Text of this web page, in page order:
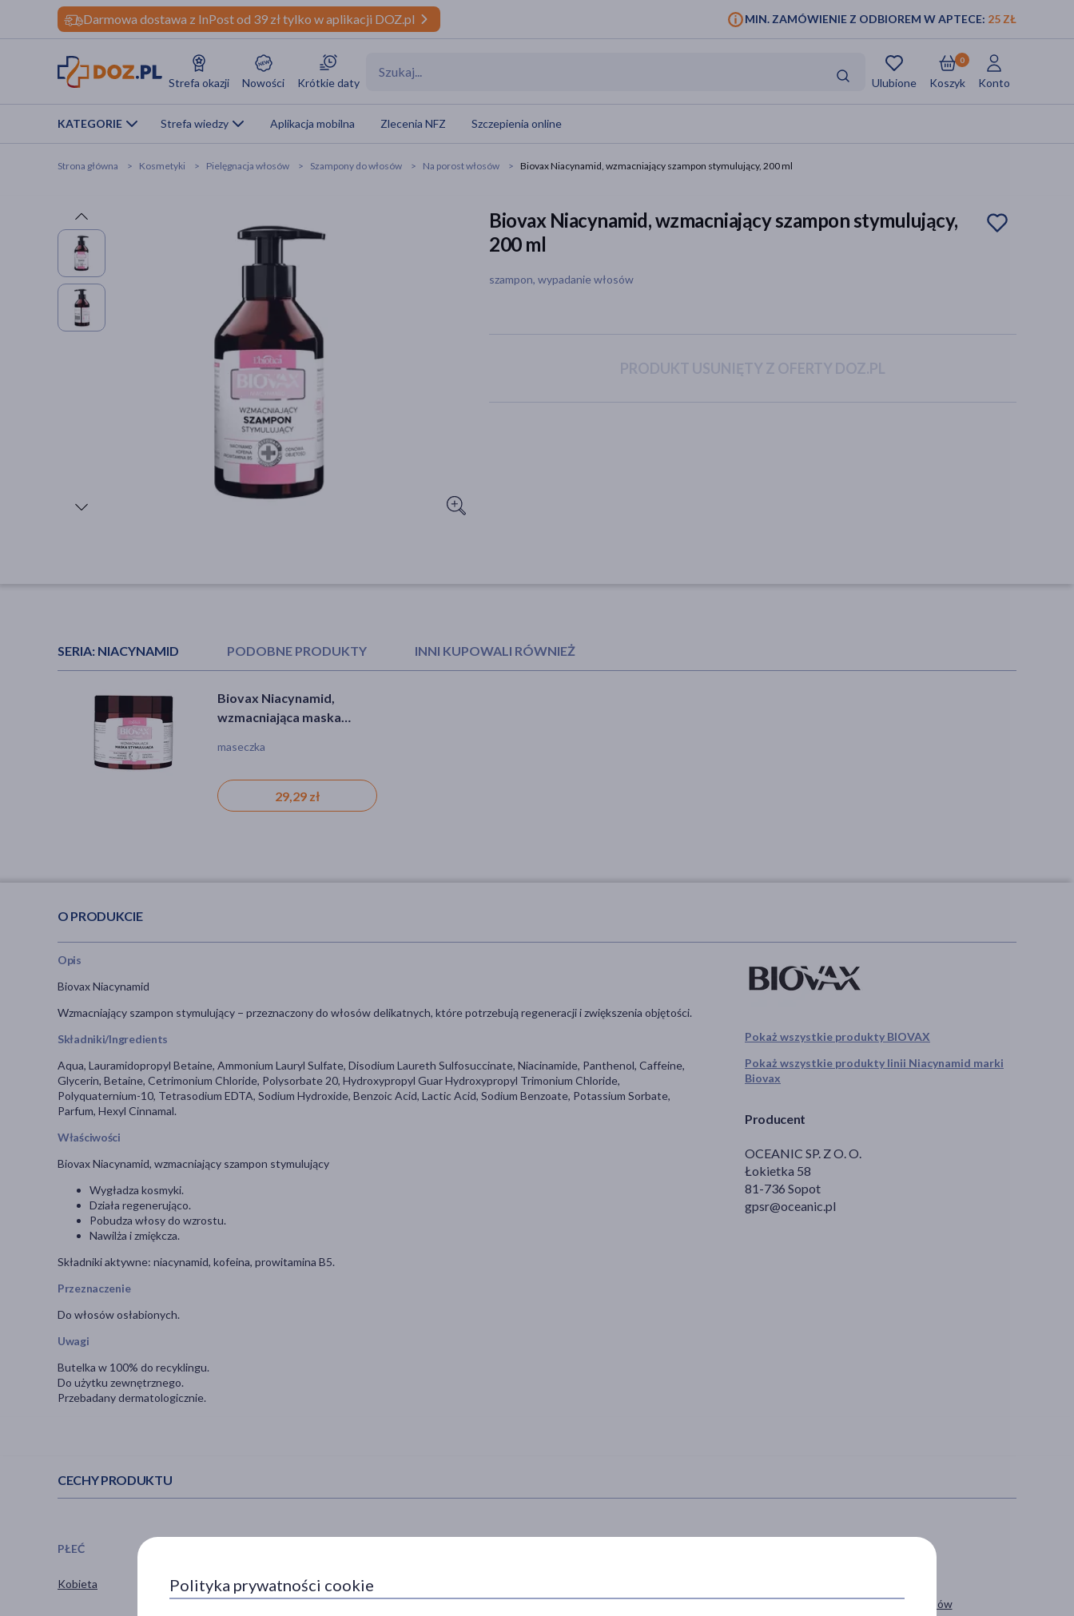
Darmowa dostawa z InPost od 39 zł tylko w aplikacji DOZ.pl MIN. ZAMÓWIENIE Z ODBIOREM W APTECE: 25 ZŁ
Strefa okazji Nowości Krótkie daty Ulubione Koszyk
0
Konto
KATEGORIE Strefa wiedzy Aplikacja mobilna Zlecenia NFZ Szczepienia online
Strona główna Kosmetyki Pielęgnacja włosów Szampony do włosów Na porost włosów Biovax Niacynamid, wzmacniający szampon stymulujący, 200 ml
Biovax Niacynamid, wzmacniający szampon stymulujący,
200 ml
szampon, wypadanie włosów
PRODUKT USUNIĘTY Z OFERTY DOZ.PL
SERIA: NIACYNAMID PODOBNE PRODUKTY INNI KUPOWALI RÓWNIEŻ
Vianek, wzmacniający
szampon do włosów
zniszczonych, 300 ml
szampon, suchość
36,49 zł
Biovax Niacynamid,
wzmacniająca maska
maseczka
29,29 zł
Biovax Niacynamid,
wzmacniająca maska
maseczka
29,29 zł
O PRODUKCIE
Pokaż wszystkie produkty BIOVAX
Pokaż wszystkie produkty linii Niacynamid marki
Biovax
Producent
OCEANIC SP. Z O. O.
Łokietka 58
81-736 Sopot
gpsr@oceanic.pl
Opis
Biovax Niacynamid
Wzmacniający szampon stymulujący − przeznaczony do włosów delikatnych, które potrzebują regeneracji i zwiększenia objętości.
Składniki/Ingredients
Aqua, Lauramidopropyl Betaine, Ammonium Lauryl Sulfate, Disodium Laureth Sulfosuccinate, Niacinamide, Panthenol, Caffeine,
Glycerin, Betaine, Cetrimonium Chloride, Polysorbate 20, Hydroxypropyl Guar Hydroxypropyl Trimonium Chloride,
Polyquaternium-10, Tetrasodium EDTA, Sodium Hydroxide, Benzoic Acid, Lactic Acid, Sodium Benzoate, Potassium Sorbate,
Parfum, Hexyl Cinnamal.
Właściwości
Biovax Niacynamid, wzmacniający szampon stymulujący
Wygładza kosmyki.
Działa regenerująco.
Pobudza włosy do wzrostu.
Nawilża i zmiękcza.
Składniki aktywne: niacynamid, kofeina, prowitamina B5.
Przeznaczenie
Do włosów osłabionych.
Uwagi
Butelka w 100% do recyklingu.
Do użytku zewnętrznego.
Przebadany dermatologicznie.
CECHY PRODUKTU
PŁEĆ
Kobieta
dla młodzieży
dla dorosłych
nawilżające
wypadanie włosów
Polityka prywatności cookie